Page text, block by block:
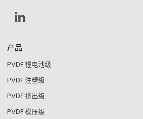
产品
PVDF 锂电池级
PVDF 注塑级
PVDF 挤出级
PVDF 模压级